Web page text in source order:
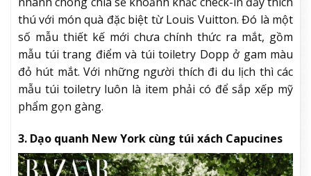
thú với món quà đặc biệt từ Louis Vuitton. Đó là một
số mẫu thiết kế mới chưa chính thức ra mắt, gồm
mẫu túi trang điểm và túi toiletry Dopp ở gam màu
đỏ hút mắt. Với những người thích đi du lịch thì các
mẫu túi toiletry luôn là item phải có để sắp xếp mỹ
phẩm gọn gàng.
3. Dạo quanh New York cùng túi xách Capucines